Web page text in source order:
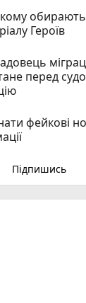
обирають
Героїв
перед
фейкові
Підпишись